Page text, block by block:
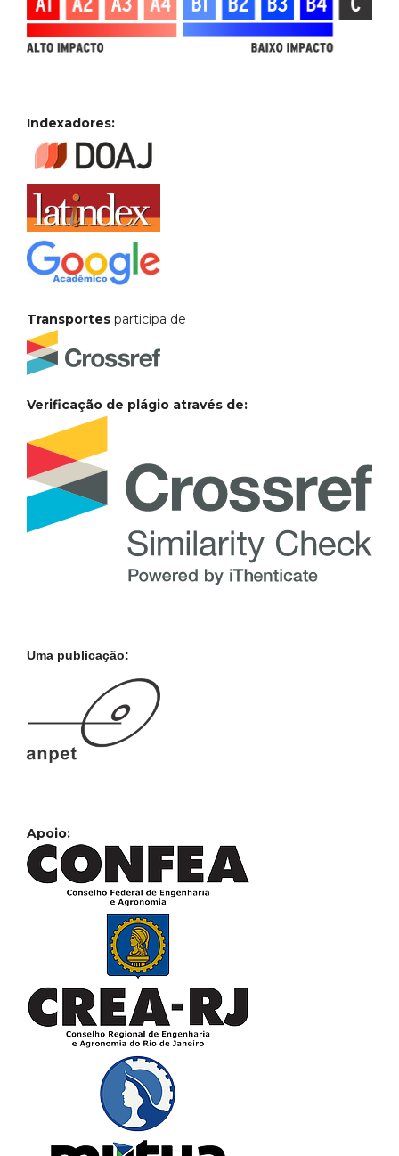
Indexadores:
Transportes participa de
Verificação de plágio através de:
Uma publicação:
Apoio: